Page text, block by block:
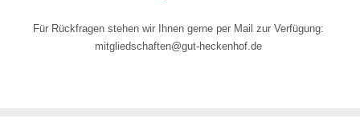
Für Rückfragen stehen wir Ihnen gerne per Mail zur Verfügung:
mitgliedschaften@gut-heckenhof.de